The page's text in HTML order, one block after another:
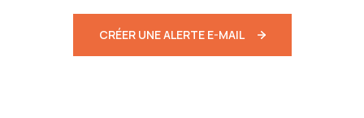
CRÉER UNE ALERTE E-MAIL